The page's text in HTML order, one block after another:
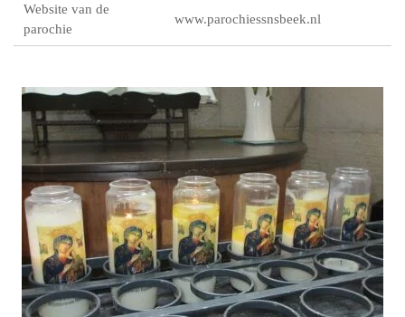
Website van de
parochie
www.parochiessnsbeek.nl